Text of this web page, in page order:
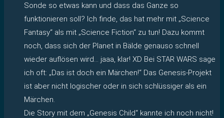
Sonde so etwas kann und dass das Ganze so
funktionieren soll? Ich finde, das hat mehr mit „Science
Fantasy“ als mit „Science Fiction“ zu tun! Dazu kommt
noch, dass sich der Planet in Bälde genauso schnell
wieder auflösen wird… jaaa, klar! XD Bei STAR WARS sage
ich oft: „Das ist doch ein Märchen!“ Das Genesis-Projekt
ist aber nicht logischer oder in sich schlüssiger als ein
Märchen.
Die Story mit dem „Genesis Child“ kannte ich noch nicht!